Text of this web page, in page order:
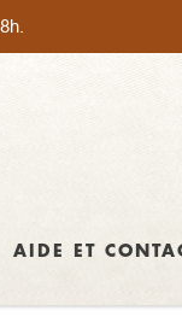
AIDE ET